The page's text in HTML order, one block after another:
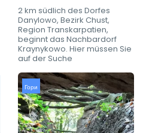
2 km südlich des Dorfes
Danylowo, Bezirk Chust,
Region Transkarpatien,
beginnt das Nachbardorf
Kraynykowo. Hier müssen Sie
auf der Suche
Гори